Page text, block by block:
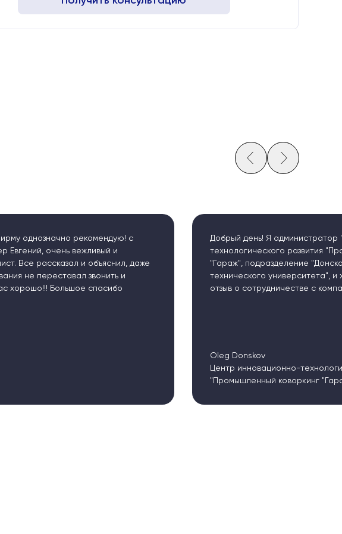
Добрый день! Я администратор "Центра инновационно-
технологического развития "Промышленный коворкинг
"Гараж", подразделение "Донского государственного
технического университета", и хотел бы оставить свой
отзыв о сотрудничестве с компанией "ЧПУ24".
Центр инновационно-технологического развития